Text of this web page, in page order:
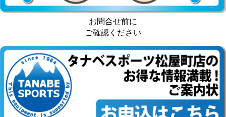
お問合せ前に
ご確認ください